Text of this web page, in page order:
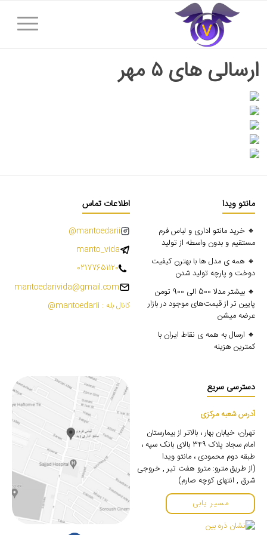
ارسالی های ۵ مهر
مانتو ویدا
🔸 خرید مانتو اداری و لباس فرم
مستقیم و بدون واسطه از تولید
🔸 همه ی مدل ها با بهترن کیفیت
دوخت و پارچه تولید شدن
🔸 بیشتر مدلا 500 الی 900 تومن
پایین تر از قیمت‌های موجود در بازار
عرضه میشن
🔸 ارسال به همه ی نقاط ایران با
کمترین هزینه
اطلاعات تماس
mantoedarii@
manto_vida
02177651120
mantoedarivida@gmail.com
کانال بله : mantoedarii@
دسترسی سریع
آدرس شعبه مرکزی
تهران، خیابان بهار ، بالاتر از بیمارستان
امام سجاد پلاک ۳۴۹ بالای بانک سپه ،
طبقه دوم محمودی ، مانتو ویدا
(از طریق مترو: مترو هفت تیر , خروجی
شرق , انتهای کوچه صارم)
مسیر یابی